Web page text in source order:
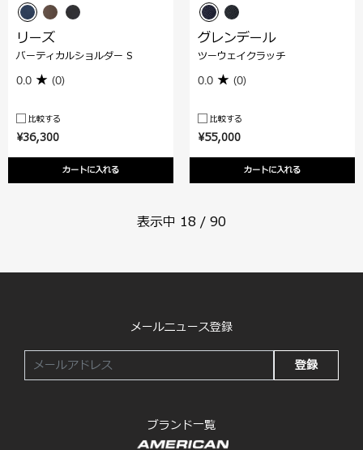
¥36,300
カートに入れる
リーズ
バーティカルショルダー S
0.0 (0)
比較する
¥55,000
カートに入れる
グレンデール
ツーウェイクラッチ
0.0 (0)
比較する
表示中 18 / 90
メールニュース登録
登録
ブランド一覧